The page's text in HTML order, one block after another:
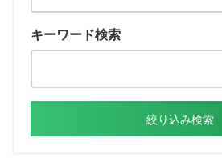
キーワード検索